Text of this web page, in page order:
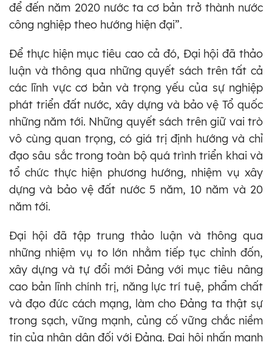
để đến năm 2020 nước ta cơ bản trở thành nước
công nghiệp theo hướng hiện đại”.
Để thực hiện mục tiêu cao cả đó, Đại hội đã thảo
luận và thông qua những quyết sách trên tất cả
các lĩnh vực cơ bản và trọng yếu của sự nghiệp
phát triển đất nước, xây dựng và bảo vệ Tổ quốc
những năm tới. Những quyết sách trên giữ vai trò
vô cùng quan trọng, có giá trị định hướng và chỉ
đạo sâu sắc trong toàn bộ quá trình triển khai và
tổ chức thực hiện phương hướng, nhiệm vụ xây
dựng và bảo vệ đất nước 5 năm, 10 năm và 20
năm tới.
Đại hội đã tập trung thảo luận và thông qua
những nhiệm vụ to lớn nhằm tiếp tục chỉnh đốn,
xây dựng và tự đổi mới Đảng với mục tiêu nâng
cao bản lĩnh chính trị, năng lực trí tuệ, phẩm chất
và đạo đức cách mạng, làm cho Đảng ta thật sự
trong sạch, vững mạnh, củng cố vững chắc niềm
tin của nhân dân đối với Đảng. Đại hội nhấn mạnh